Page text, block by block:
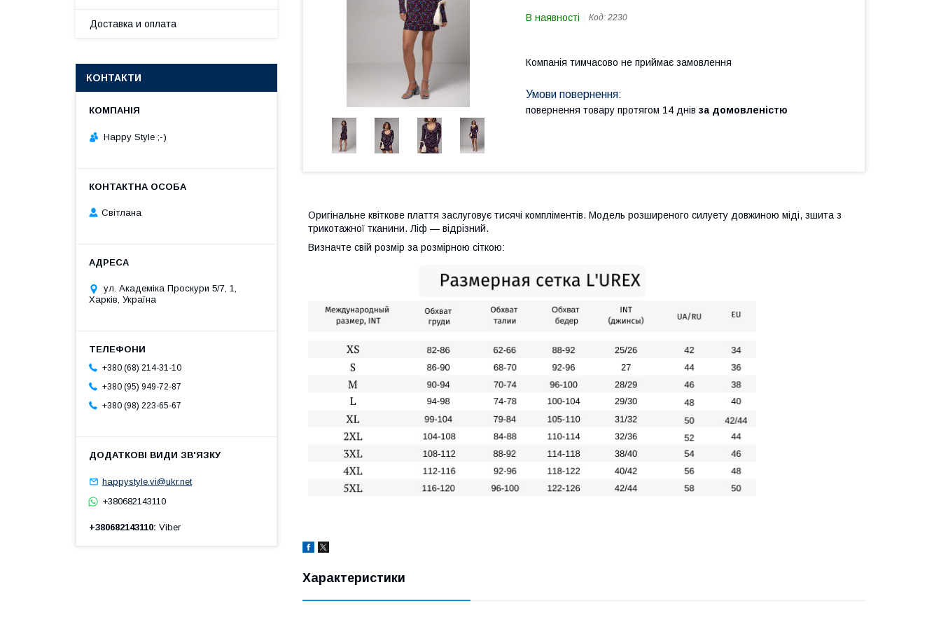
В наявності Код: 2230
Компанія тимчасово не приймає замовлення
повернення товару протягом 14 днів за домовленістю
Оригінальне квіткове плаття заслуговує тисячі компліментів. Модель розширеного силуету довжиною міді, зшита з
трикотажної тканини. Ліф — відрізний.
Визначте свій розмір за розмірною сіткою:
Характеристики
Доставка и оплата
КОНТАКТИ
Happy Style ;-)
Cвітлана
ул. Академіка Проскури 5/7, 1,
Харків, Україна
+380 (68) 214-31-10
+380 (95) 949-72-87
+380 (98) 223-65-67
happystyle.vi@ukr.net
+380682143110
+380682143110 Viber